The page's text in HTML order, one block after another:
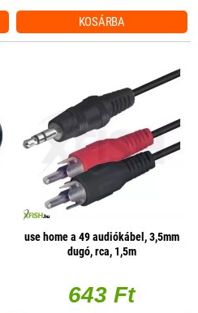
KOSÁRBA
use home a 49 audiókábel, 3,5mm
dugó, rca, 1,5m
643 Ft